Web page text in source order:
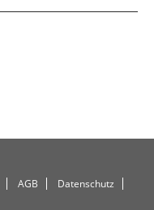
AGB Datenschutz